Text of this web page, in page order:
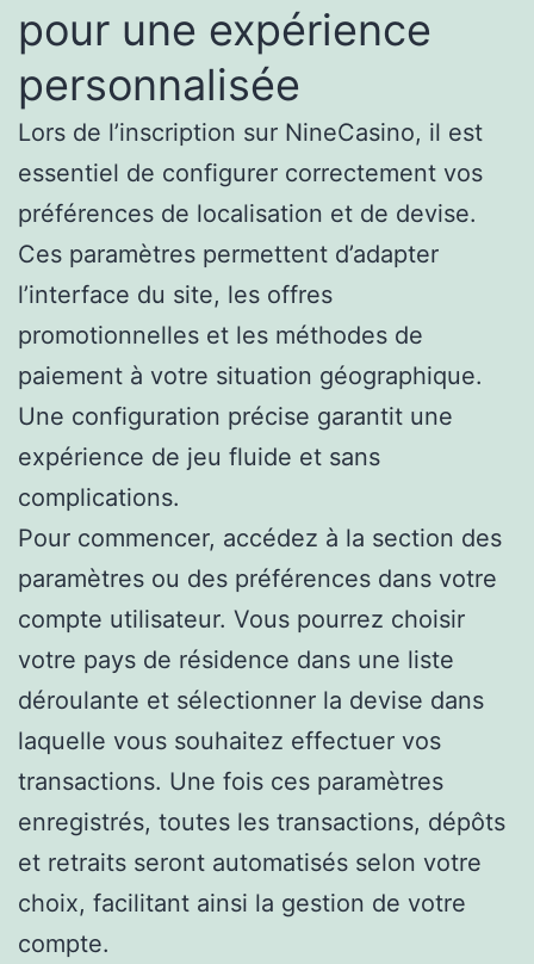
pour une expérience
personnalisée
Lors de l’inscription sur NineCasino, il est
essentiel de configurer correctement vos
préférences de localisation et de devise.
Ces paramètres permettent d’adapter
l’interface du site, les offres
promotionnelles et les méthodes de
paiement à votre situation géographique.
Une configuration précise garantit une
expérience de jeu fluide et sans
complications.
Pour commencer, accédez à la section des
paramètres ou des préférences dans votre
compte utilisateur. Vous pourrez choisir
votre pays de résidence dans une liste
déroulante et sélectionner la devise dans
laquelle vous souhaitez effectuer vos
transactions. Une fois ces paramètres
enregistrés, toutes les transactions, dépôts
et retraits seront automatisés selon votre
choix, facilitant ainsi la gestion de votre
compte.